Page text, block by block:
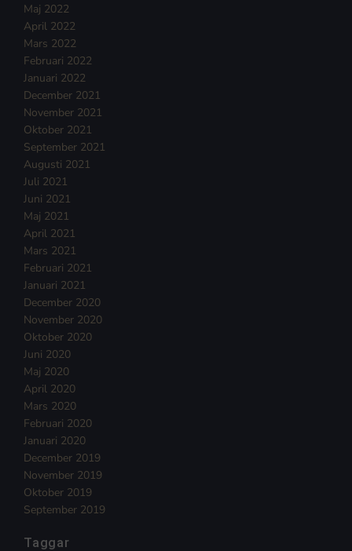
Maj 2022
April 2022
Mars 2022
Februari 2022
Januari 2022
December 2021
November 2021
Oktober 2021
September 2021
Augusti 2021
Juli 2021
Juni 2021
Maj 2021
April 2021
Mars 2021
Februari 2021
Januari 2021
December 2020
November 2020
Oktober 2020
Juni 2020
Maj 2020
April 2020
Mars 2020
Februari 2020
Januari 2020
December 2019
November 2019
Oktober 2019
September 2019
Taggar